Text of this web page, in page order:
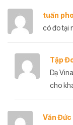
tuấn
có đo tại
Tập
Dạ
cho
Văn Đức